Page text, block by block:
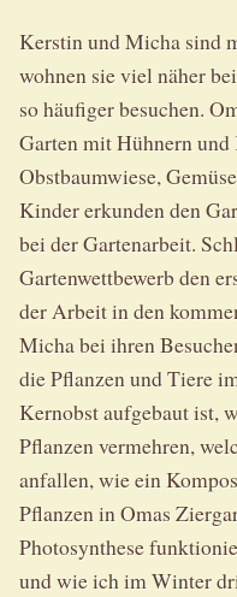
Kerstin und Micha sind
wohnen sie viel näher
so häufiger besuchen.
Garten mit Hühnern
Obstbaumwiese,
Kinder erkunden den
bei der Gartenarbeit.
Gartenwettbewerb den
der Arbeit in den
Micha bei ihren
die Pflanzen und Tiere
Kernobst aufgebaut ist,
Pflanzen vermehren,
anfallen, wie ein
Pflanzen in Omas
Photosynthese
und wie ich im Winter